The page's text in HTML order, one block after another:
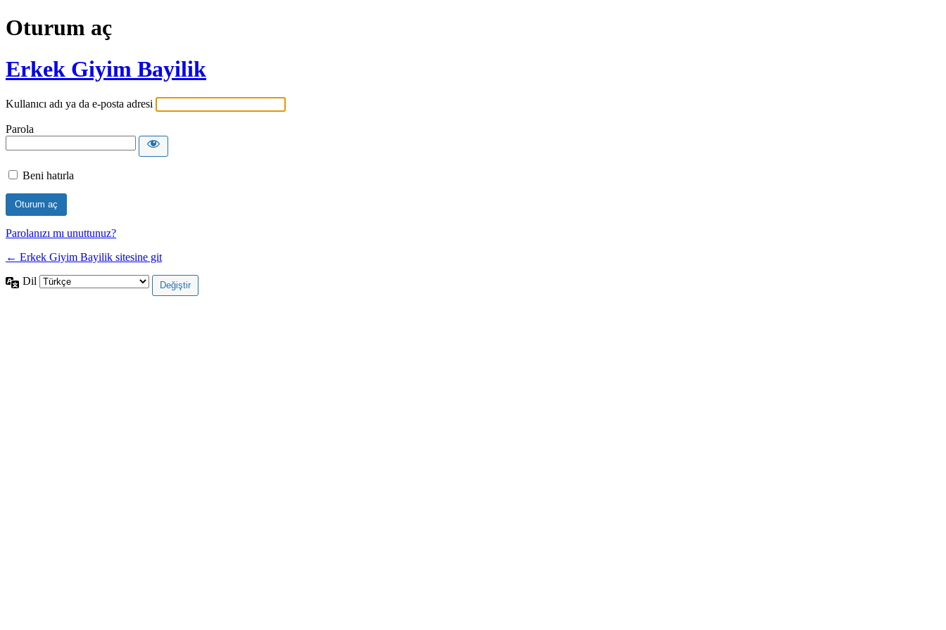
Oturum aç
Erkek Giyim Bayilik
Kullanıcı adı ya da e-posta adresi
Parola
Beni hatırla
Parolanızı mı unuttunuz?
← Erkek Giyim Bayilik sitesine git
Dil